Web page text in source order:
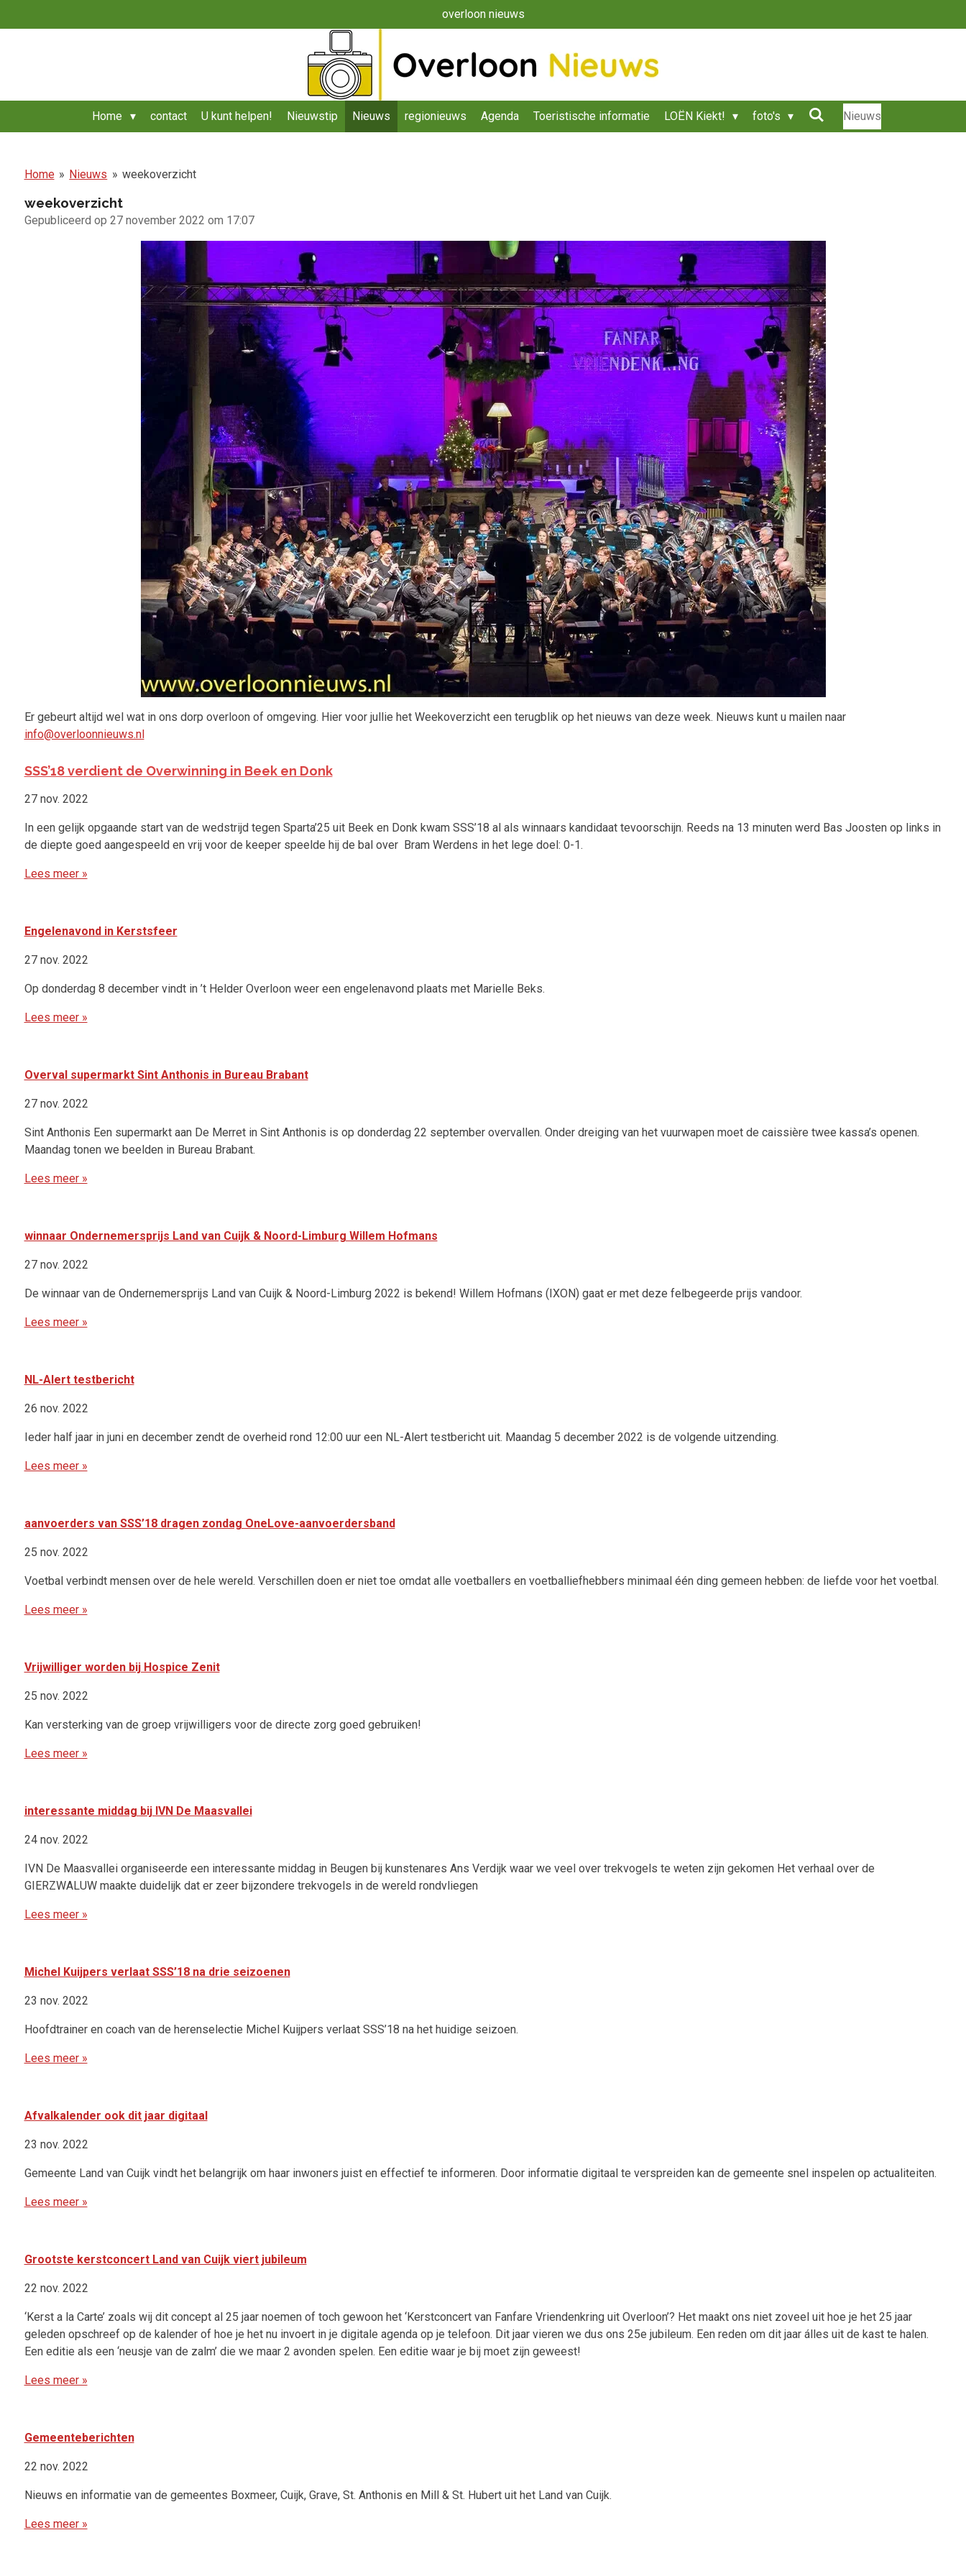
direct
overloon nieuws
Home contact U kunt helpen! Nieuwstip Nieuws regionieuws Agenda Toeristische informatie LOËN Kiekt! foto's Nieuws
Home » Nieuws » weekoverzicht
weekoverzicht
Gepubliceerd op 27 november 2022 om 17:07
Er gebeurt altijd wel wat in ons dorp overloon of omgeving. Hier voor jullie het Weekoverzicht een terugblik op het nieuws van deze week. Nieuws kunt u mailen naar
info@overloonnieuws.nl
SSS’18 verdient de Overwinning in Beek en Donk
27 nov. 2022
In een gelijk opgaande start van de wedstrijd tegen Sparta’25 uit Beek en Donk kwam SSS’18 al als winnaars kandidaat tevoorschijn. Reeds na 13 minuten werd Bas Joosten op links in
de diepte goed aangespeeld en vrij voor de keeper speelde hij de bal over Bram Werdens in het lege doel: 0-1.
Lees meer »
Engelenavond in Kerstsfeer
27 nov. 2022
Op donderdag 8 december vindt in ’t Helder Overloon weer een engelenavond plaats met Marielle Beks.
Lees meer »
Overval supermarkt Sint Anthonis in Bureau Brabant
27 nov. 2022
Sint Anthonis Een supermarkt aan De Merret in Sint Anthonis is op donderdag 22 september overvallen. Onder dreiging van het vuurwapen moet de caissière twee kassa’s openen.
Maandag tonen we beelden in Bureau Brabant.
Lees meer »
winnaar Ondernemersprijs Land van Cuijk & Noord-Limburg Willem Hofmans
27 nov. 2022
De winnaar van de Ondernemersprijs Land van Cuijk & Noord-Limburg 2022 is bekend! Willem Hofmans (IXON) gaat er met deze felbegeerde prijs vandoor.
Lees meer »
NL-Alert testbericht
26 nov. 2022
Ieder half jaar in juni en december zendt de overheid rond 12:00 uur een NL-Alert testbericht uit. Maandag 5 december 2022 is de volgende uitzending.
Lees meer »
aanvoerders van SSS’18 dragen zondag OneLove-aanvoerdersband
25 nov. 2022
Voetbal verbindt mensen over de hele wereld. Verschillen doen er niet toe omdat alle voetballers en voetballiefhebbers minimaal één ding gemeen hebben: de liefde voor het voetbal.
Lees meer »
Vrijwilliger worden bij Hospice Zenit
25 nov. 2022
Kan versterking van de groep vrijwilligers voor de directe zorg goed gebruiken!
Lees meer »
interessante middag bij IVN De Maasvallei
24 nov. 2022
IVN De Maasvallei organiseerde een interessante middag in Beugen bij kunstenares Ans Verdijk waar we veel over trekvogels te weten zijn gekomen Het verhaal over de
GIERZWALUW maakte duidelijk dat er zeer bijzondere trekvogels in de wereld rondvliegen
Lees meer »
Michel Kuijpers verlaat SSS’18 na drie seizoenen
23 nov. 2022
Hoofdtrainer en coach van de herenselectie Michel Kuijpers verlaat SSS’18 na het huidige seizoen.
Lees meer »
Afvalkalender ook dit jaar digitaal
23 nov. 2022
Gemeente Land van Cuijk vindt het belangrijk om haar inwoners juist en effectief te informeren. Door informatie digitaal te verspreiden kan de gemeente snel inspelen op actualiteiten.
Lees meer »
Grootste kerstconcert Land van Cuijk viert jubileum
22 nov. 2022
‘Kerst a la Carte’ zoals wij dit concept al 25 jaar noemen of toch gewoon het ‘Kerstconcert van Fanfare Vriendenkring uit Overloon’? Het maakt ons niet zoveel uit hoe je het 25 jaar
geleden opschreef op de kalender of hoe je het nu invoert in je digitale agenda op je telefoon. Dit jaar vieren we dus ons 25e jubileum. Een reden om dit jaar álles uit de kast te halen.
Een editie als een ‘neusje van de zalm’ die we maar 2 avonden spelen. Een editie waar je bij moet zijn geweest!
Lees meer »
Gemeenteberichten
22 nov. 2022
Nieuws en informatie van de gemeentes Boxmeer, Cuijk, Grave, St. Anthonis en Mill & St. Hubert uit het Land van Cuijk.
Lees meer »